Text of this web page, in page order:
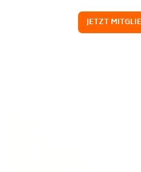
JETZT